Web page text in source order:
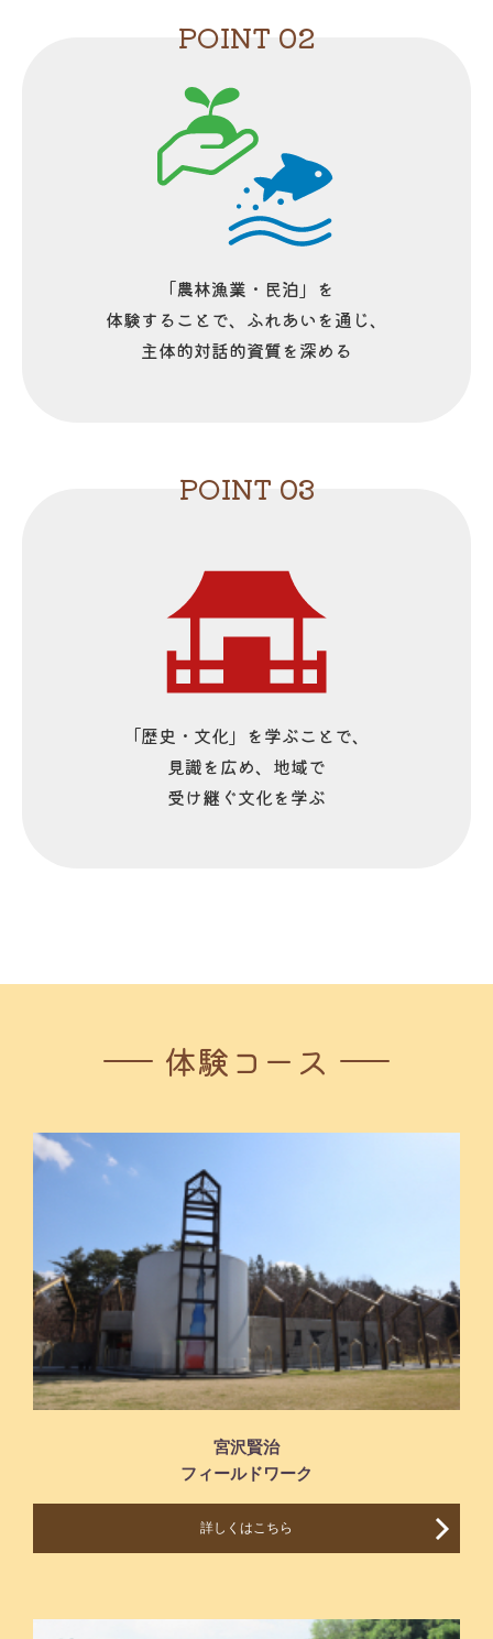
POINT 02
「農林漁業・民泊」を
体験することで、ふれあいを通じ、
主体的対話的資質を深める
POINT 03
「歴史・文化」を学ぶことで、
見識を広め、地域で
受け継ぐ文化を学ぶ
体験コース
宮沢賢治
フィールドワーク
詳しくはこちら